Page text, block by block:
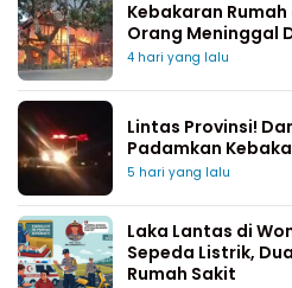
Kebakaran
Orang Meninggal
4 hari yang lalu
Lintas Provinsi!
Padamkan
5 hari yang lalu
Laka Lantas di
Sepeda Listrik,
Rumah Sakit